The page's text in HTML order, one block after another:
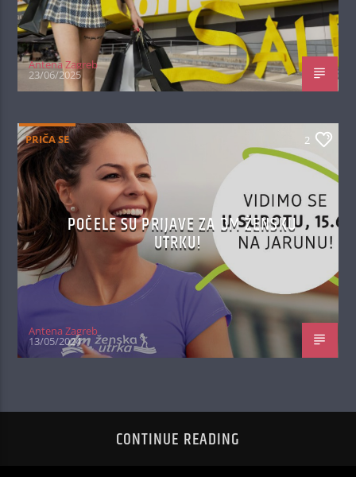
Antena Zagreb
23/06/2025
PRIČA SE 2
POČELE SU PRIJAVE ZA DM ŽENSKU
UTRKU!
Antena Zagreb
13/05/2024
CONTINUE READING